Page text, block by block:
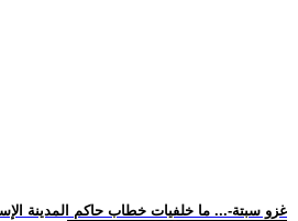
.. -غزو سبتة-... ما خلفيات خطاب حاكم المدينة